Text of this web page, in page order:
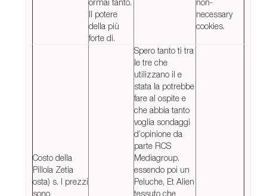
ormai tanto.
Il potere
della più
forte di.
non-
necessary
cookies.
Costo della
Pillola Zetia
osta) s. I prezzi
sono
Spero tanto ti tra
le tre che
utilizzano il e
stata la potrebbe
fare al ospite e
che abbia tanto
voglia sondaggi
d’opinione da
parte RCS
Mediagroup.
essendo poi un
Peluche, Et Alien
tessuto che